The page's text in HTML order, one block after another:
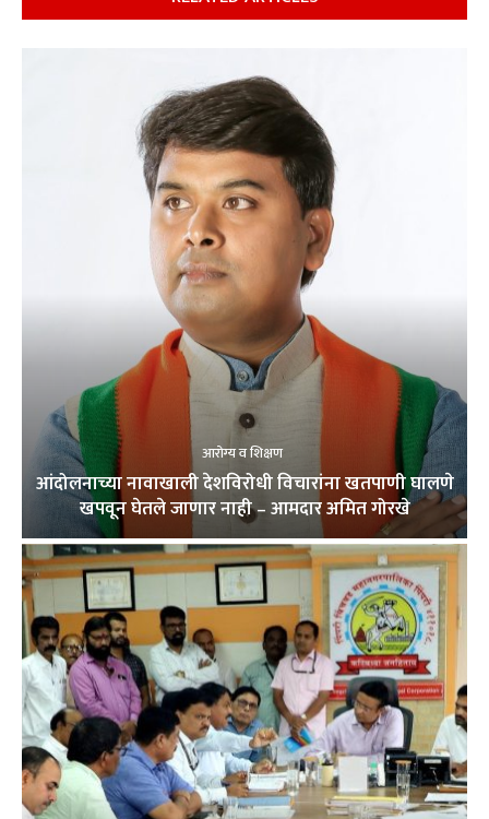
आरोग्य व शिक्षण
आंदोलनाच्या नावाखाली देशविरोधी विचारांना खतपाणी घालणे
खपवून घेतले जाणार नाही – आमदार अमित गोरखे